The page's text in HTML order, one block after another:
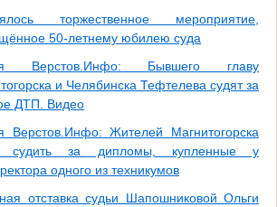
торжественное мероприятие,
50-летнему юбилею суда
Верстов.Инфо: Бывшего главу
и Челябинска Тефтелева судят за
ДТП. Видео
Верстов.Инфо: Жителей Магнитогорска
судить за дипломы, купленные у
одного из техникумов
отставка судьи Шапошниковой Ольги